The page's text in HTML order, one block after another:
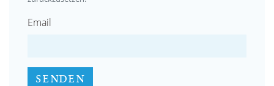
Email
SENDEN